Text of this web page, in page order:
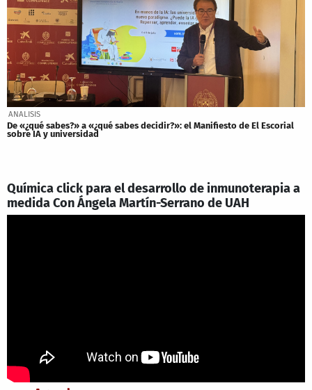
ANALISIS
De «¿qué sabes?» a «¿qué sabes decidir?»: el Manifiesto de El Escorial
sobre IA y universidad
Química click para el desarrollo de inmunoterapia a
medida Con Ángela Martín-Serrano de UAH